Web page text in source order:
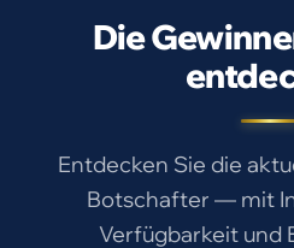
Die
Entdecken Sie die
Botschafter — mit
Verfügbarkeit und